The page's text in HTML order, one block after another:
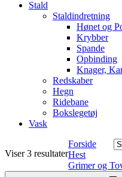
Stald
Staldindretning
Hønet og
Krybber
Spande
Opbinding
Knager,
Redskaber
Hegn
Ridebane
Bokslegetøj
Vask
Viser 3 resultater
Forside
Hest
Grimer og